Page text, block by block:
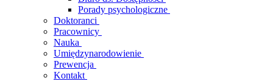
Porady psychologiczne
Doktoranci
Pracownicy
Nauka
Umiędzynarodowienie
Prewencja
Kontakt